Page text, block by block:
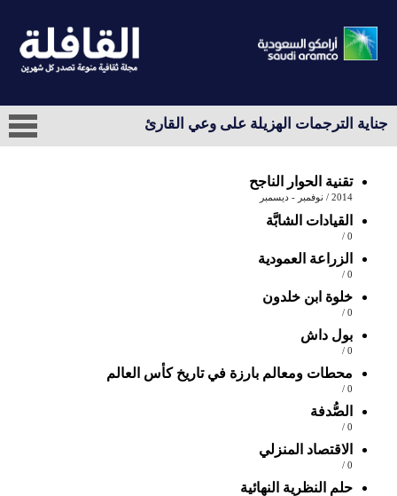
جناية الترجمات الهزيلة على وعي القارئ
تقنية الحوار الناجح
2014 / نوفمبر - ديسمبر
القيادات الشابَّة
0 /
الزراعة العمودية
0 /
خلوة ابن خلدون
0 /
بول داش
0 /
محطات ومعالم بارزة في تاريخ كأس العالم
0 /
الصُّدفة
0 /
الاقتصاد المنزلي
0 /
حلم النظرية النهائية